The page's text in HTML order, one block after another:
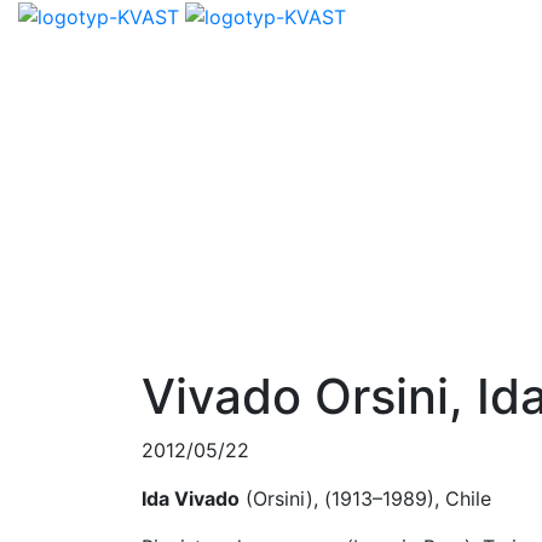
Vivado Orsini,
2012/05/22
Ida Vivado (Orsini), (1913–1989), Chile